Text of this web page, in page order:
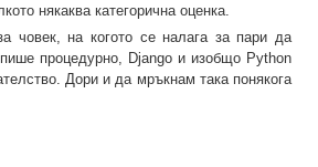
някаква категорична оценка.
на когото се налага за пари да
процедурно, Django и изобщо Python
Дори и да мръкнам така понякога